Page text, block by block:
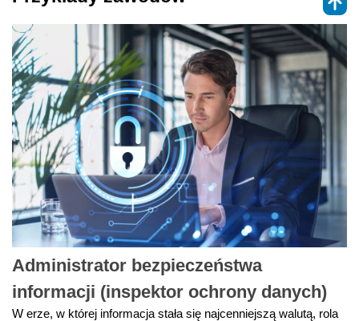
Administrator bezpieczeństwa
informacji (inspektor ochrony danych)
W erze, w której informacja stała się najcenniejszą walutą, rola